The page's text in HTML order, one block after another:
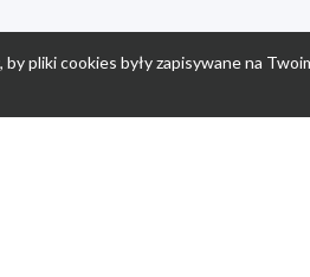
pliki cookies były zapisywane na